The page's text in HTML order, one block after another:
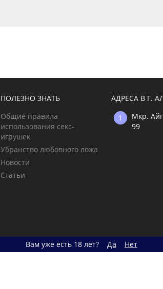
Вам уже есть 18 лет? Да Нет
ПОЛЕЗНО ЗНАТЬ
Общие правила
использования секс-
игрушек
Убранство любовного ложа
Новости
Статьи
АДРЕСА В Г.
Мкр.
99